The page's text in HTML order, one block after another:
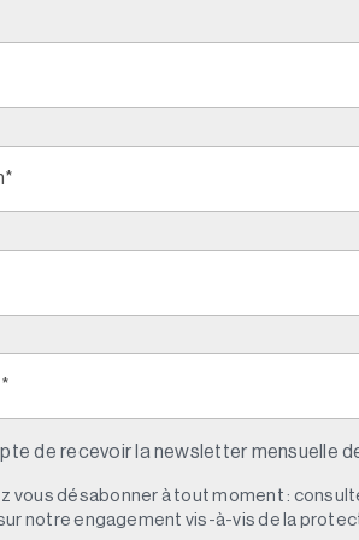
de recevoir la newsletter mensuelle
vous désabonner à tout moment :
notre engagement vis-à-vis de la